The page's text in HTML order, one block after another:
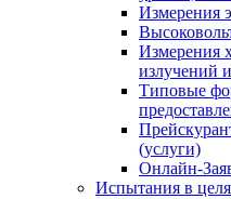
Измерения
Измерения
излучений
Типовые
(услуги)
Онлайн-
Испытания в